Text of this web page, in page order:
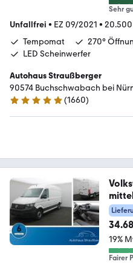
Sehr
Unfallfrei • EZ 09/2021 • 20.500
Tempomat
270°
LED Scheinwerfer
Autohaus Straußberger
90574 Buchschwabach bei
4.9 Sterne
(1660)
19%
Fairer